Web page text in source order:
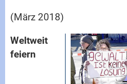
(März 2018)
Weltweit
feiern